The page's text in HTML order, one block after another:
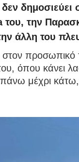
την
άλλη του
προσωπικό
όπου κάνει
μέχρι